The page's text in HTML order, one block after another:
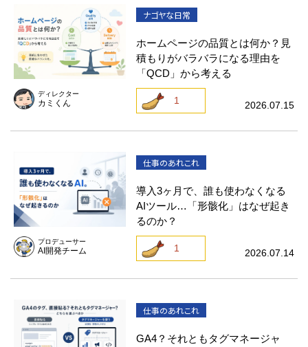
ディレクター
カミくん
ナゴヤな日常
ホームページの品質とは何か？見
積もりがバラバラになる理由を
「QCD」から考える
1 2026.07.15
プロデューサー
AI開発チーム
仕事のあれこれ
導入3ヶ月で、誰も使わなくなる
AIツール…「形骸化」はなぜ起き
るのか？
1 2026.07.14
仕事のあれこれ
GA4？それともタグマネージャ